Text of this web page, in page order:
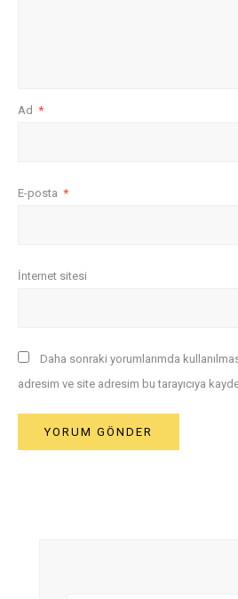
Ad *
E-posta *
İnternet sitesi
Daha sonraki yorumlarımda
adresim ve site adresim bu tarayıcıya